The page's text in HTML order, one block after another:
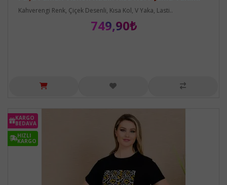
Kahverengi Renk, Çiçek Desenli, Kısa Kol, V Yaka, Lasti..
749,90₺
KARGO
BEDAVA
HIZLI
KARGO